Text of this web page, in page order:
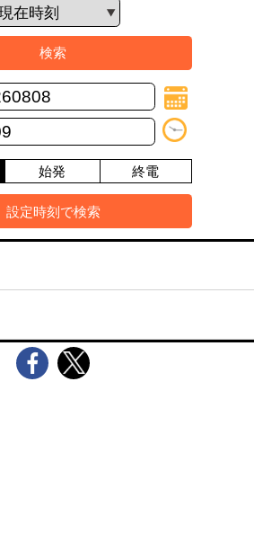
始発 終電